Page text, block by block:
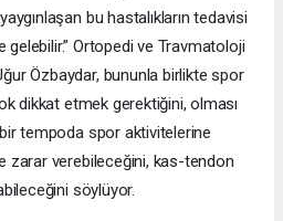
bu hastalıkların tedavisi
Ortopedi ve Travmatoloji
Özbaydar, bununla birlikte spor
dikkat etmek gerektiğini, olması
tempoda spor aktivitelerine
zarar verebileceğini, kas-tendon
söylüyor.